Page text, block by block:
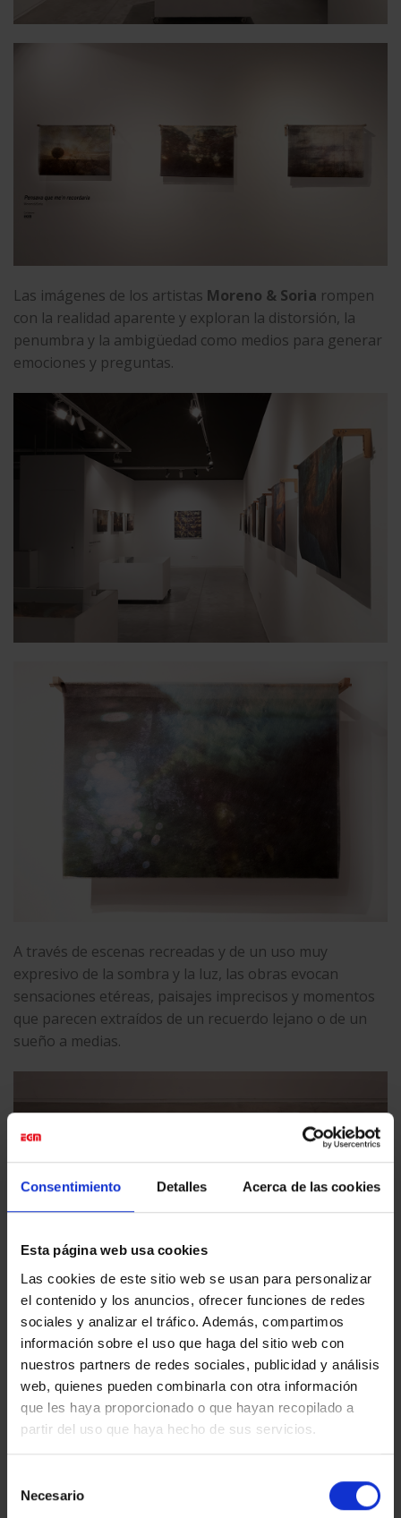
Consentimiento Detalles Acerca de las cookies
Esta página web usa cookies
Las cookies de este sitio web se usan para personalizar
el contenido y los anuncios, ofrecer funciones de redes
sociales y analizar el tráfico. Además, compartimos
información sobre el uso que haga del sitio web con
nuestros partners de redes sociales, publicidad y análisis
web, quienes pueden combinarla con otra información
que les haya proporcionado o que hayan recopilado a
partir del uso que haya hecho de sus servicios.
Necesario
Las imágenes de los artistas Moreno & Soria rompen
con la realidad aparente y exploran la distorsión, la
penumbra y la ambigüedad como medios para generar
emociones y preguntas.
A través de escenas recreadas y de un uso muy
expresivo de la sombra y la luz, las obras evocan
sensaciones etéreas, paisajes imprecisos y momentos
que parecen extraídos de un recuerdo lejano o de un
sueño a medias.
Ubú, espejo grotesco del hombre y sus abusos, aún se
ríe en las entrañas del arte contemporáneo.
expositiva.